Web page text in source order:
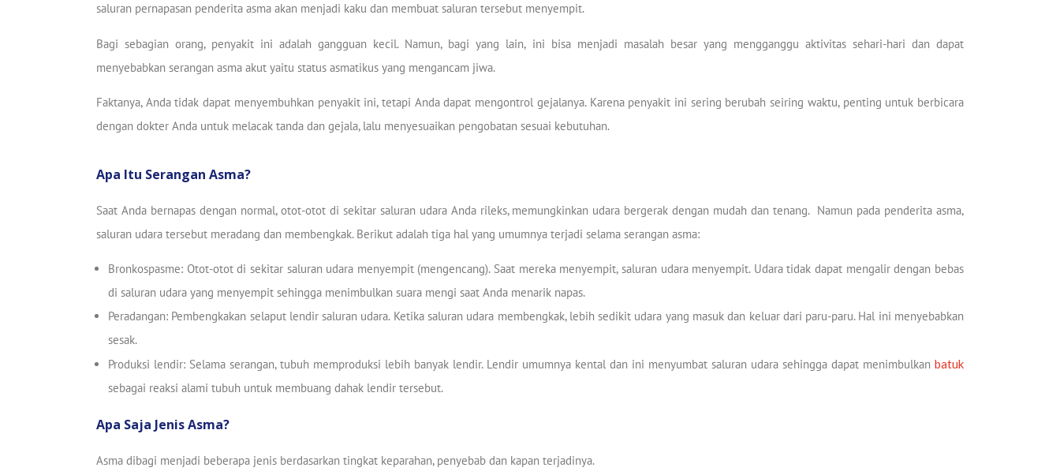
saluran pernapasan penderita asma akan menjadi kaku dan membuat saluran tersebut menyempit.
Bagi sebagian orang, penyakit ini adalah gangguan kecil. Namun, bagi yang lain, ini bisa menjadi masalah besar yang mengganggu aktivitas sehari-hari dan dapat
menyebabkan serangan asma akut yaitu status asmatikus yang mengancam jiwa.
Faktanya, Anda tidak dapat menyembuhkan penyakit ini, tetapi Anda dapat mengontrol gejalanya. Karena penyakit ini sering berubah seiring waktu, penting untuk berbicara
dengan dokter Anda untuk melacak tanda dan gejala, lalu menyesuaikan pengobatan sesuai kebutuhan.
Apa Itu Serangan Asma?
Saat Anda bernapas dengan normal, otot-otot di sekitar saluran udara Anda rileks, memungkinkan udara bergerak dengan mudah dan tenang. Namun pada penderita asma,
saluran udara tersebut meradang dan membengkak. Berikut adalah tiga hal yang umumnya terjadi selama serangan asma:
Bronkospasme: Otot-otot di sekitar saluran udara menyempit (mengencang). Saat mereka menyempit, saluran udara menyempit. Udara tidak dapat mengalir dengan bebas
di saluran udara yang menyempit sehingga menimbulkan suara mengi saat Anda menarik napas.
Peradangan: Pembengkakan selaput lendir saluran udara. Ketika saluran udara membengkak, lebih sedikit udara yang masuk dan keluar dari paru-paru. Hal ini menyebabkan
sesak.
Produksi lendir: Selama serangan, tubuh memproduksi lebih banyak lendir. Lendir umumnya kental dan ini menyumbat saluran udara sehingga dapat menimbulkan batuk
sebagai reaksi alami tubuh untuk membuang dahak lendir tersebut.
Apa Saja Jenis Asma?
Asma dibagi menjadi beberapa jenis berdasarkan tingkat keparahan, penyebab dan kapan terjadinya.